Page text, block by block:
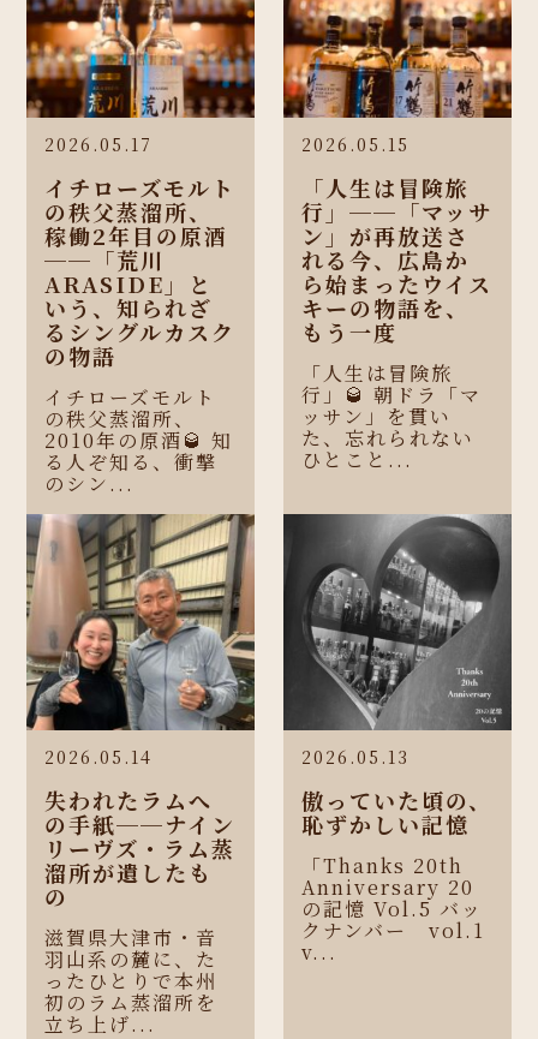
2026.05.17
イチローズモルト
の秩父蒸溜所、
稼働2年目の原酒
──「荒川
ARASIDE」と
いう、知られざ
るシングルカスク
の物語
イチローズモルト
の秩父蒸溜所、
2010年の原酒🥃 知
る人ぞ知る、衝撃
のシン...
2026.05.15
「人生は冒険旅
行」──「マッサ
ン」が再放送さ
れる今、広島か
ら始まったウイス
キーの物語を、
もう一度
「人生は冒険旅
行」🥃 朝ドラ「マ
ッサン」を貫い
た、忘れられない
ひとこと...
2026.05.14
失われたラムへ
の手紙──ナイン
リーヴズ・ラム蒸
溜所が遺したも
の
滋賀県大津市・音
羽山系の麓に、た
ったひとりで本州
初のラム蒸溜所を
立ち上げ...
2026.05.13
傲っていた頃の、
恥ずかしい記憶
「Thanks 20th
Anniversary 20
の記憶 Vol.5 バッ
クナンバー vol.1
v...